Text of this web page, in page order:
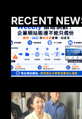
RECENT